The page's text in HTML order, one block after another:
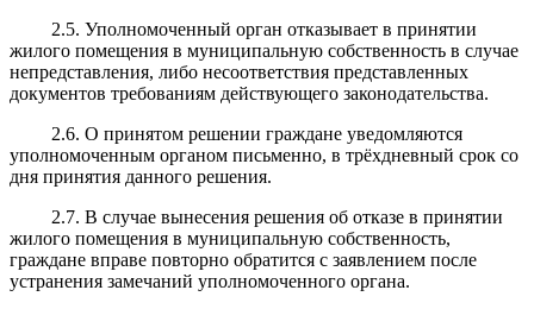
2.5. Уполномоченный орган отказывает в принятии
жилого помещения в муниципальную собственность в случае
непредставления, либо несоответствия представленных
документов требованиям действующего законодательства.
2.6. О принятом решении граждане уведомляются
уполномоченным органом письменно, в трёхдневный срок со
дня принятия данного решения.
2.7. В случае вынесения решения об отказе в принятии
жилого помещения в муниципальную собственность,
граждане вправе повторно обратится с заявлением после
устранения замечаний уполномоченного органа.